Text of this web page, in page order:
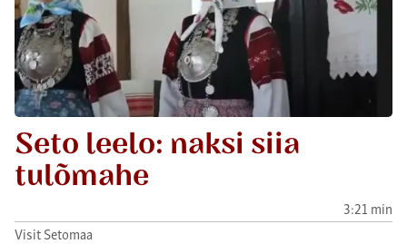
Seto leelo: naksi siia
tulõmahe
3:21 min
Visit Setomaa